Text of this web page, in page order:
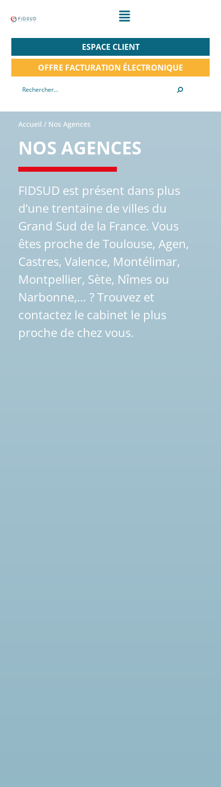
ESPACE CLIENT
OFFRE FACTURATION ÉLECTRONIQUE
Accueil / Nos Agences
NOS AGENCES
FIDSUD est présent dans plus
d’une trentaine de villes du
Grand Sud de la France. Vous
êtes proche de Toulouse, Agen,
Castres, Valence, Montélimar,
Montpellier, Sète, Nîmes ou
Narbonne,… ? Trouvez et
contactez le cabinet le plus
proche de chez vous.